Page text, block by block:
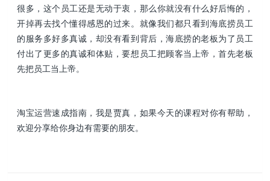
很多，这个员工还是无动于衷，那么你就没有什么好后悔的，
开掉再去找个懂得感恩的过来。就像我们都只看到海底捞员工
的服务多好多真诚，却没有看到背后，海底捞的老板为了员工
付出了更多的真诚和体贴，要想员工把顾客当上帝，首先老板
先把员工当上帝。
淘宝运营速成指南，我是贾真，如果今天的课程对你有帮助，
欢迎分享给你身边有需要的朋友。